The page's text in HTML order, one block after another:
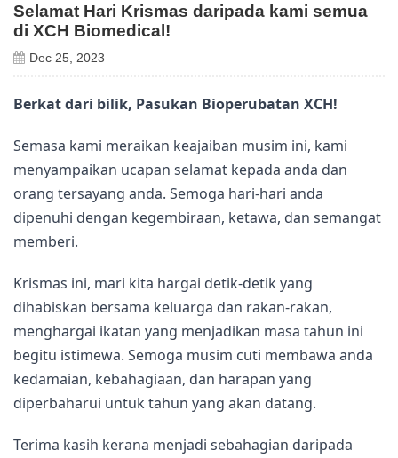
Selamat Hari Krismas daripada kami semua
di XCH Biomedical!
Dec 25, 2023
Berkat dari bilik, Pasukan Bioperubatan XCH!
Semasa kami meraikan keajaiban musim ini, kami
menyampaikan ucapan selamat kepada anda dan
orang tersayang anda. Semoga hari-hari anda
dipenuhi dengan kegembiraan, ketawa, dan semangat
memberi.
Krismas ini, mari kita hargai detik-detik yang
dihabiskan bersama keluarga dan rakan-rakan,
menghargai ikatan yang menjadikan masa tahun ini
begitu istimewa. Semoga musim cuti membawa anda
kedamaian, kebahagiaan, dan harapan yang
diperbaharui untuk tahun yang akan datang.
Terima kasih kerana menjadi sebahagian daripada